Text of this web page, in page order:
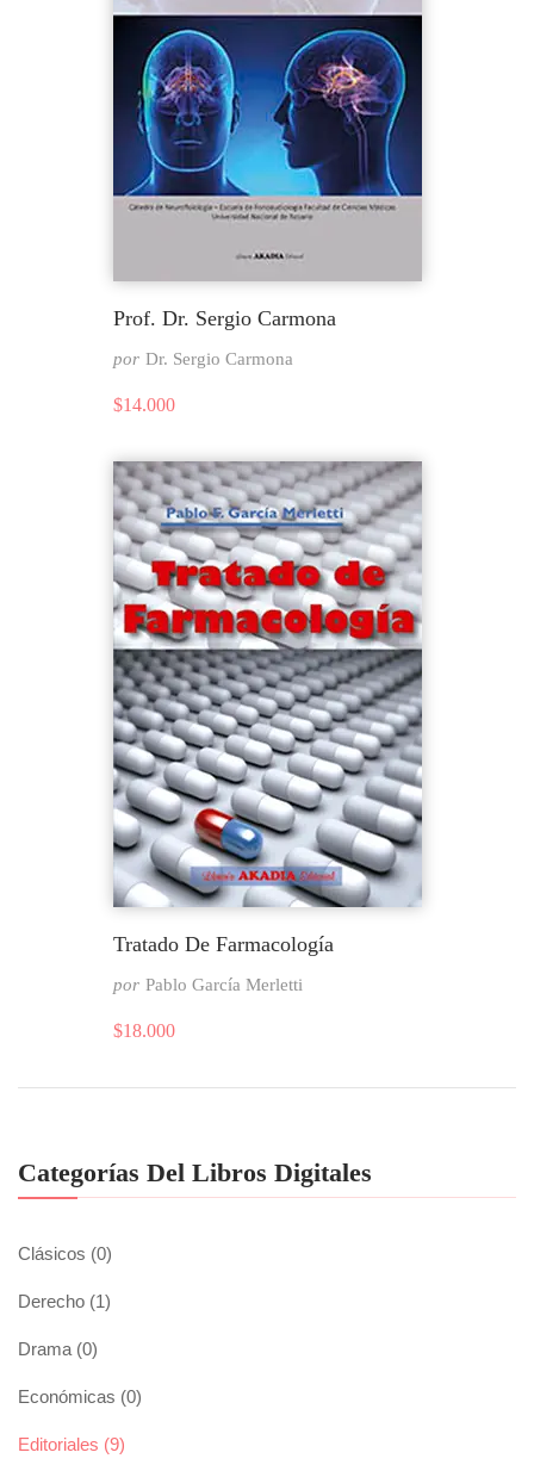
Categorías Del Libros Digitales
Clásicos (0)
Derecho (1)
Drama (0)
Económicas (0)
Editoriales (9)
Prof. Dr. Sergio Carmona
por Dr. Sergio Carmona
$14.000
Tratado De Farmacología
por Pablo García Merletti
$18.000